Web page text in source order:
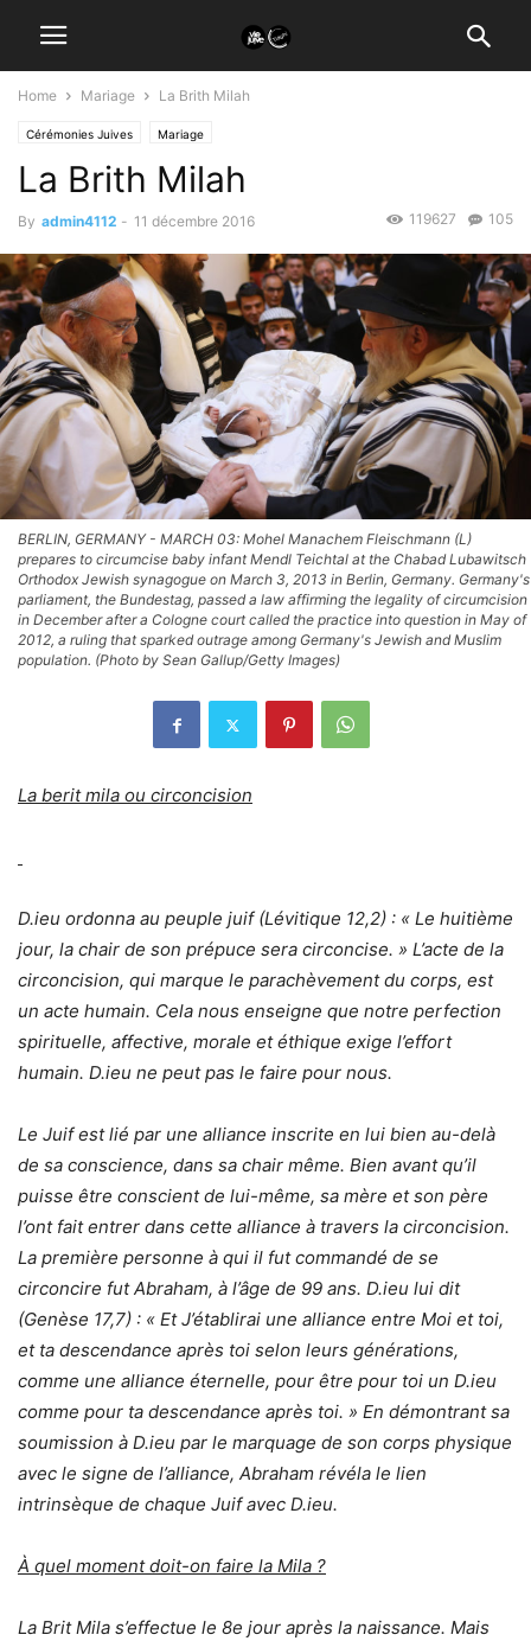
Home Mariage La Brith Milah
Cérémonies Juives Mariage
La Brith Milah
By admin4112 - 11 décembre 2016 105
119627
BERLIN, GERMANY - MARCH 03: Mohel Manachem Fleischmann (L)
prepares to circumcise baby infant Mendl Teichtal at the Chabad Lubawitsch
Orthodox Jewish synagogue on March 3, 2013 in Berlin, Germany. Germany's
parliament, the Bundestag, passed a law affirming the legality of circumcision
in December after a Cologne court called the practice into question in May of
2012, a ruling that sparked outrage among Germany's Jewish and Muslim
population. (Photo by Sean Gallup/Getty Images)
La berit mila ou circoncision
D.ieu ordonna au peuple juif (Lévitique 12,2) : « Le huitième
jour, la chair de son prépuce sera circoncise. » L’acte de la
circoncision, qui marque le parachèvement du corps, est
un acte humain. Cela nous enseigne que notre perfection
spirituelle, affective, morale et éthique exige l’effort
humain. D.ieu ne peut pas le faire pour nous.
Le Juif est lié par une alliance inscrite en lui bien au-delà
de sa conscience, dans sa chair même. Bien avant qu’il
puisse être conscient de lui-même, sa mère et son père
l’ont fait entrer dans cette alliance à travers la circoncision.
La première personne à qui il fut commandé de se
circoncire fut Abraham, à l’âge de 99 ans. D.ieu lui dit
(Genèse 17,7) : « Et J’établirai une alliance entre Moi et toi,
et ta descendance après toi selon leurs générations,
comme une alliance éternelle, pour être pour toi un D.ieu
comme pour ta descendance après toi. » En démontrant sa
soumission à D.ieu par le marquage de son corps physique
avec le signe de l’alliance, Abraham révéla le lien
intrinsèque de chaque Juif avec D.ieu.
À quel moment doit-on faire la Mila ?
La Brit Mila s’effectue le 8e jour après la naissance. Mais